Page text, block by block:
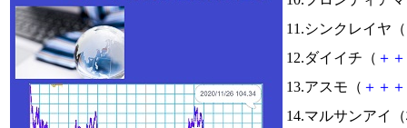
11.シンクレイヤ（
12.ダイイチ（ ＋ ＋
13.アスモ（ ＋ ＋ ＋
14.マルサンアイ